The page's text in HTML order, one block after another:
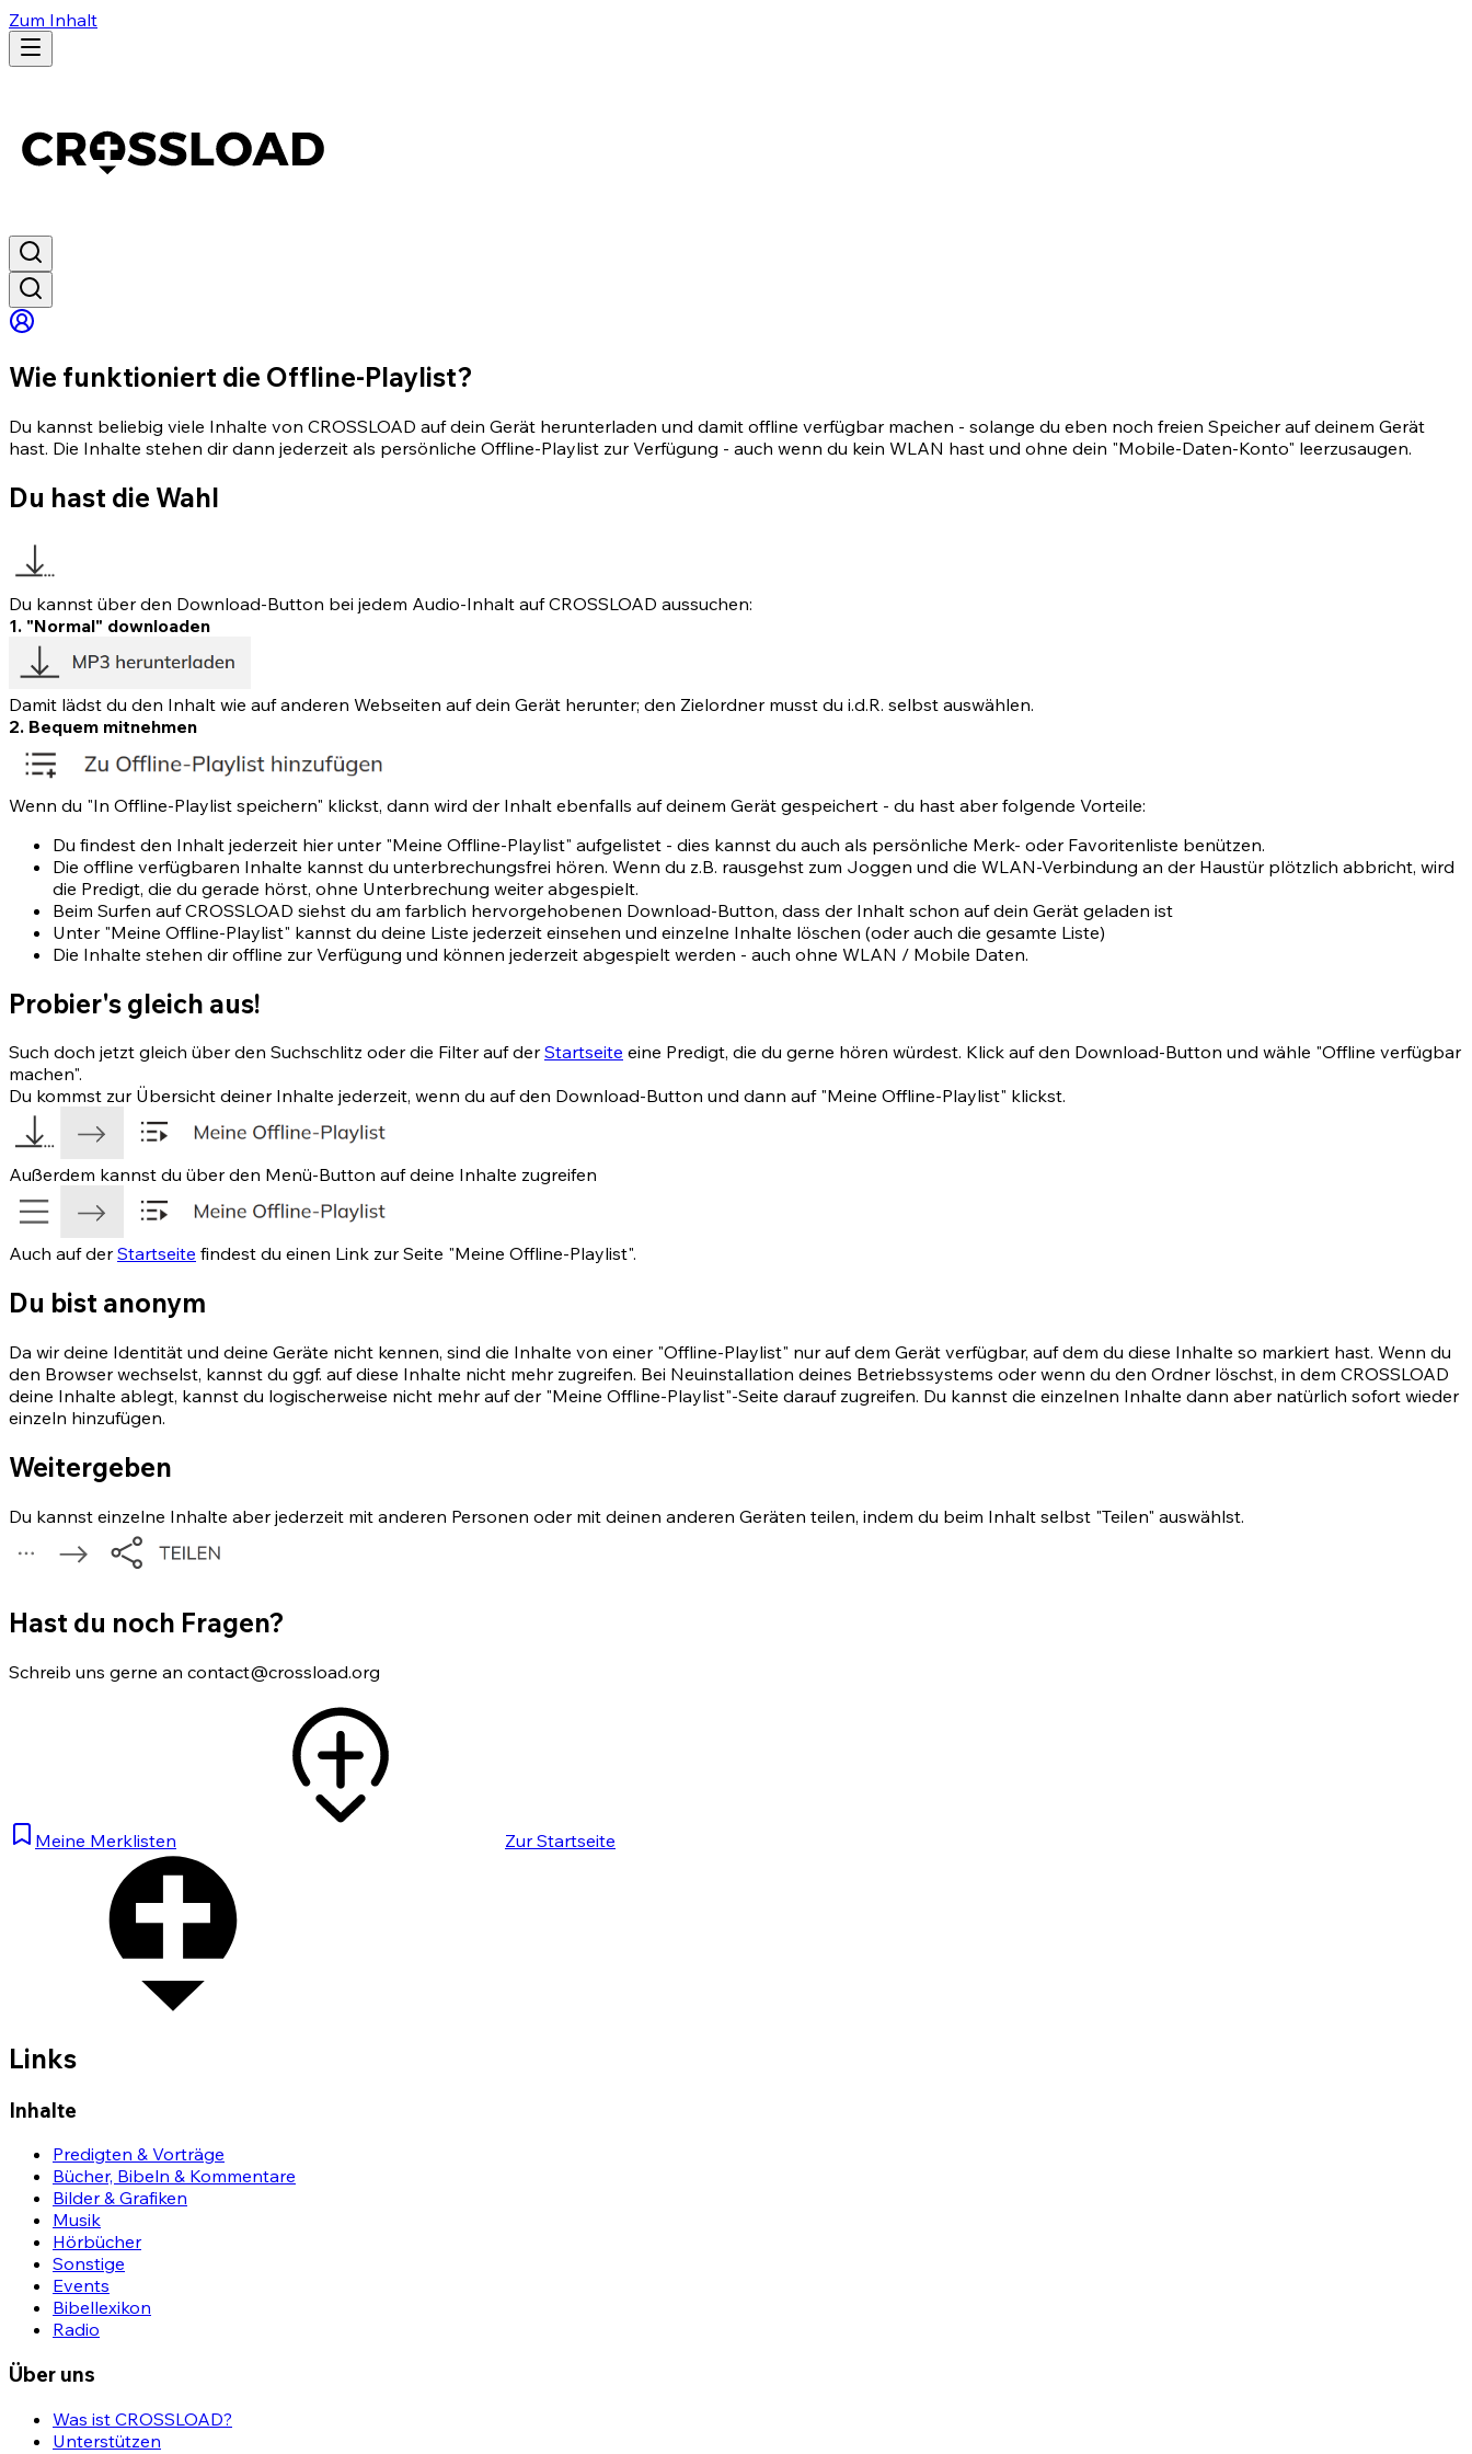
Zum Inhalt
Wie funktioniert die Offline-Playlist?
Du kannst beliebig viele Inhalte von CROSSLOAD auf dein Gerät herunterladen und damit offline verfügbar machen - solange du eben noch freien Speicher auf deinem Gerät
hast. Die Inhalte stehen dir dann jederzeit als persönliche Offline-Playlist zur Verfügung - auch wenn du kein WLAN hast und ohne dein "Mobile-Daten-Konto" leerzusaugen.
Du hast die Wahl
Du kannst über den Download-Button bei jedem Audio-Inhalt auf CROSSLOAD aussuchen:
1. "Normal" downloaden
Damit lädst du den Inhalt wie auf anderen Webseiten auf dein Gerät herunter; den Zielordner musst du i.d.R. selbst auswählen.
2. Bequem mitnehmen
Wenn du "In Offline-Playlist speichern" klickst, dann wird der Inhalt ebenfalls auf deinem Gerät gespeichert - du hast aber folgende Vorteile:
Du findest den Inhalt jederzeit hier unter "Meine Offline-Playlist" aufgelistet - dies kannst du auch als persönliche Merk- oder Favoritenliste benützen.
Die offline verfügbaren Inhalte kannst du unterbrechungsfrei hören. Wenn du z.B. rausgehst zum Joggen und die WLAN-Verbindung an der Haustür plötzlich abbricht, wird
die Predigt, die du gerade hörst, ohne Unterbrechung weiter abgespielt.
Beim Surfen auf CROSSLOAD siehst du am farblich hervorgehobenen Download-Button, dass der Inhalt schon auf dein Gerät geladen ist
Unter "Meine Offline-Playlist" kannst du deine Liste jederzeit einsehen und einzelne Inhalte löschen (oder auch die gesamte Liste)
Die Inhalte stehen dir offline zur Verfügung und können jederzeit abgespielt werden - auch ohne WLAN / Mobile Daten.
Probier's gleich aus!
Such doch jetzt gleich über den Suchschlitz oder die Filter auf derStartseite eine Predigt, die du gerne hören würdest. Klick auf den Download-Button und wähle "Offline verfügbar
machen".
Du kommst zur Übersicht deiner Inhalte jederzeit, wenn du auf den Download-Button und dann auf "Meine Offline-Playlist" klickst.
Außerdem kannst du über den Menü-Button auf deine Inhalte zugreifen
Auch auf derStartseite findest du einen Link zur Seite "Meine Offline-Playlist".
Du bist anonym
Da wir deine Identität und deine Geräte nicht kennen, sind die Inhalte von einer "Offline-Playlist" nur auf dem Gerät verfügbar, auf dem du diese Inhalte so markiert hast. Wenn du
den Browser wechselst, kannst du ggf. auf diese Inhalte nicht mehr zugreifen. Bei Neuinstallation deines Betriebssystems oder wenn du den Ordner löschst, in dem CROSSLOAD
deine Inhalte ablegt, kannst du logischerweise nicht mehr auf der "Meine Offline-Playlist"-Seite darauf zugreifen. Du kannst die einzelnen Inhalte dann aber natürlich sofort wieder
einzeln hinzufügen.
Weitergeben
Du kannst einzelne Inhalte aber jederzeit mit anderen Personen oder mit deinen anderen Geräten teilen, indem du beim Inhalt selbst "Teilen" auswählst.
Hast du noch Fragen?
Schreib uns gerne an contact@crossload.org
Meine Merklisten Zur Startseite
Links
Inhalte
Predigten & Vorträge
Bücher, Bibeln & Kommentare
Bilder & Grafiken
Musik
Hörbücher
Sonstige
Events
Bibellexikon
Radio
Über uns
Was ist CROSSLOAD?
Unterstützen